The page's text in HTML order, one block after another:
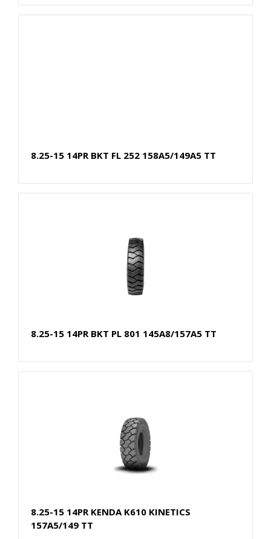
8.25-15 14PR BKT FL 252 158A5/149A5 TT
8.25-15 14PR BKT PL 801 145A8/157A5 TT
8.25-15 14PR KENDA K610 KINETICS
157A5/149 TT